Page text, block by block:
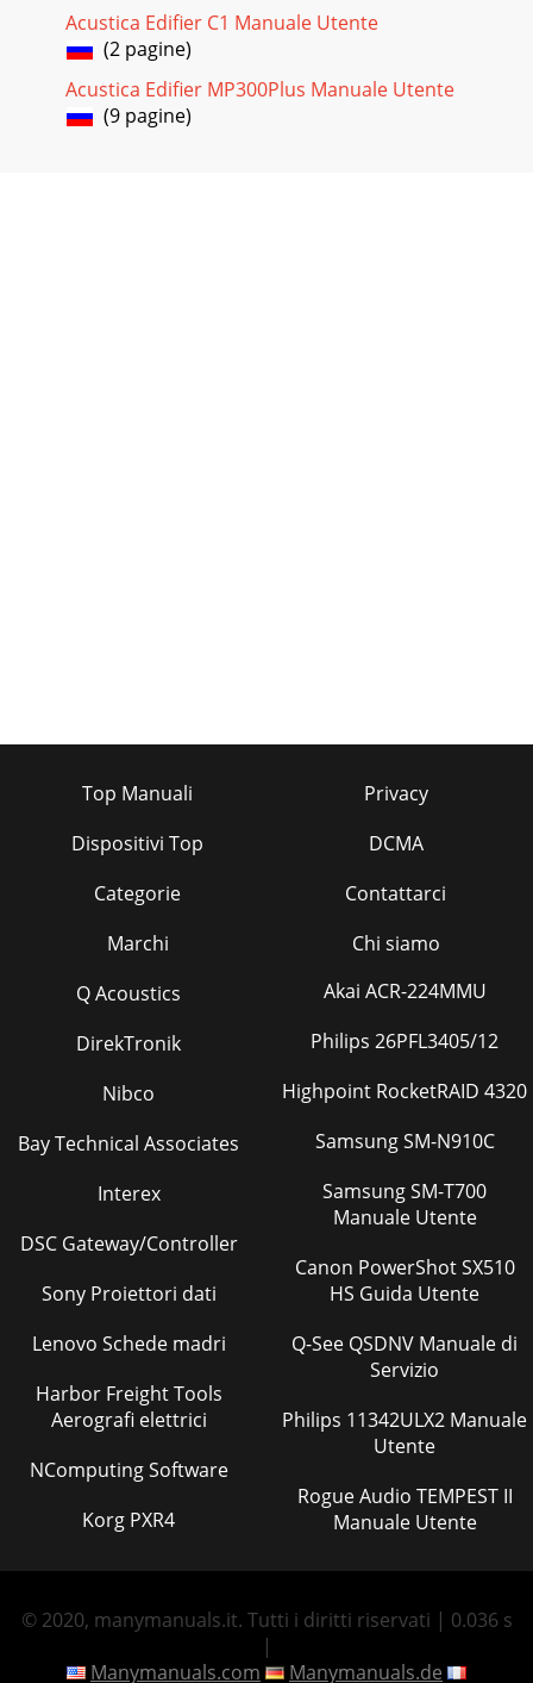
Acustica Edifier C1 Manuale Utente
(2 pagine)
Acustica Edifier MP300Plus Manuale Utente
(9 pagine)
Top Manuali
Dispositivi Top
Categorie
Marchi
Privacy
DCMA
Contattarci
Chi siamo
Q Acoustics
DirekTronik
Nibco
Bay Technical Associates
Interex
DSC Gateway/Controller
Sony Proiettori dati
Lenovo Schede madri
Harbor Freight Tools
Aerografi elettrici
NComputing Software
Korg PXR4
Akai ACR-224MMU
Philips 26PFL3405/12
Highpoint RocketRAID 4320
Samsung SM-N910C
Samsung SM-T700
Manuale Utente
Canon PowerShot SX510
HS Guida Utente
Q-See QSDNV Manuale di
Servizio
Philips 11342ULX2 Manuale
Utente
Rogue Audio TEMPEST II
Manuale Utente
© 2020, manymanuals.it. Tutti i diritti riservati | 0.036 s
|
Manymanuals.com
Manymanuals.de